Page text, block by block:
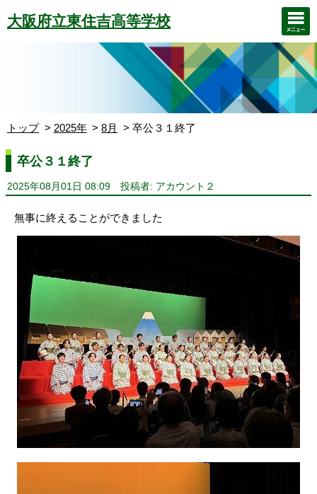
大阪府立東住吉高等学校
トップ 2025年 8月 卒公３１終了
卒公３１終了
2025年08月01日 08:09 投稿者: アカウント２
無事に終えることができました